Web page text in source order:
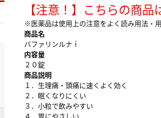
【注意！】こちらの商品
※医薬品は使用上の注意をよく読み用法・
商品名
バファリンルナｉ
内容量
２０錠
商品説明
１．生理痛・頭痛に速くよく効く
２．眠くなりにくい
３．小粒で飲みやすい